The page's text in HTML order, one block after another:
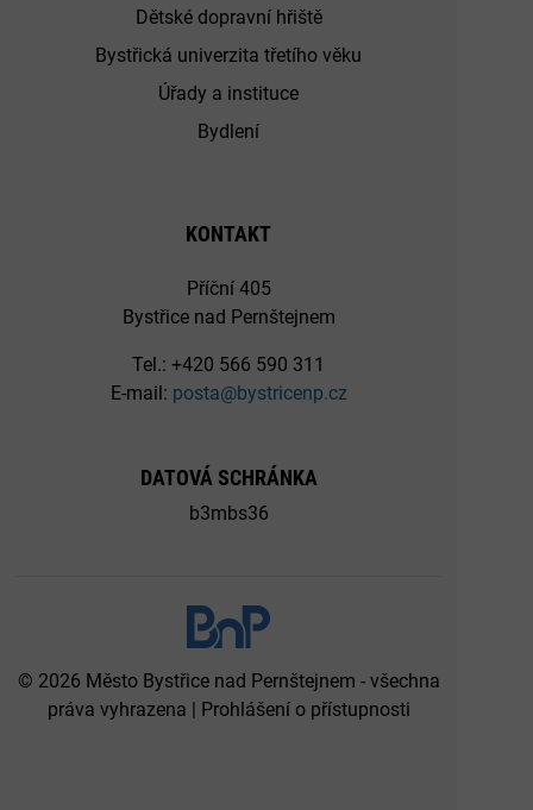
Dětské dopravní hřiště
Bystřická univerzita třetího věku
Úřady a instituce
Bydlení
KONTAKT
Příční 405
Bystřice nad Pernštejnem
Tel.: +420 566 590 311
E-mail: posta@bystricenp.cz
DATOVÁ SCHRÁNKA
b3mbs36
© 2026 Město Bystřice nad Pernštejnem - všechna
práva vyhrazena | Prohlášení o přístupnosti